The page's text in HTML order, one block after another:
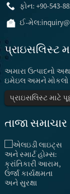
ફોન: +90-543-
ઈ-મેલ:
પ્રાઇસલિસ્ટ
અમારા ઉત્પાદનો
ઇમેઇલ અમને મોકલો
પ્રાઇસલિસ્ટ માટે
તાજા સમાચાર